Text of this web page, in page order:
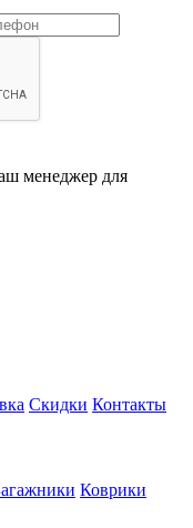
менеджер для
Скидки Контакты
Коврики